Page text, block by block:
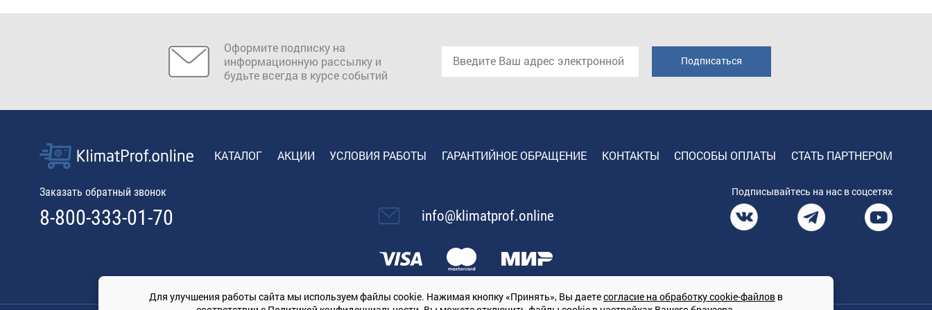
Оформите подписку на
информационную рассылку и
будьте всегда в курсе событий
КАТАЛОГ АКЦИИ УСЛОВИЯ РАБОТЫ ГАРАНТИЙНОЕ ОБРАЩЕНИЕ КОНТАКТЫ СПОСОБЫ ОПЛАТЫ СТАТЬ ПАРТНЕРОМ
Заказать обратный звонок
8-800-333-01-70 info@klimatprof.online
Подписывайтесь на нас в соцсетях
Для улучшения работы сайта мы используем файлы cookie. Нажимая кнопку «Принять», Вы даетесогласие на обработку cookie-файлов в